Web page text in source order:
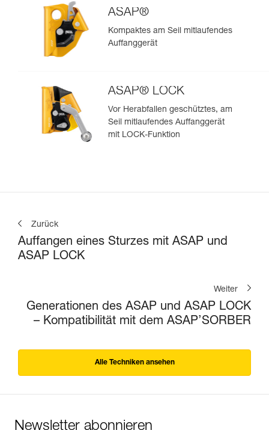
ASAP®
Kompaktes am Seil mitlaufendes
Auffanggerät
ASAP® LOCK
Vor Herabfallen geschütztes, am
Seil mitlaufendes Auffanggerät
mit LOCK-Funktion
Zurück
Auffangen eines Sturzes mit ASAP und
ASAP LOCK
Weiter
Generationen des ASAP und ASAP LOCK
– Kompatibilität mit dem ASAP’SORBER
Alle Techniken ansehen
Newsletter abonnieren